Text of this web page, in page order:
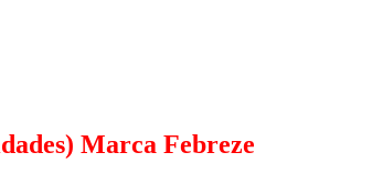
Marca Febreze